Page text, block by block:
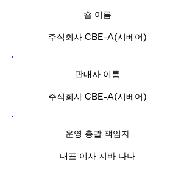
​숍 이름
주식회사 CBE-A(시베어)
판매자 이름
주식회사 CBE-A(시베어)
운영 총괄 책임자
대표 이사 지바 나나